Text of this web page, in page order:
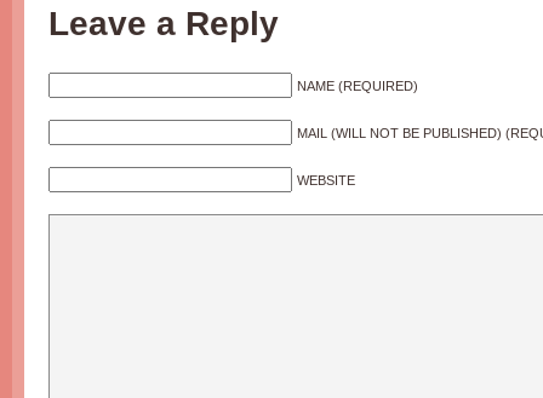
Leave a Reply
NAME (REQUIRED)
MAIL (WILL NOT BE PUBLISHED)
WEBSITE